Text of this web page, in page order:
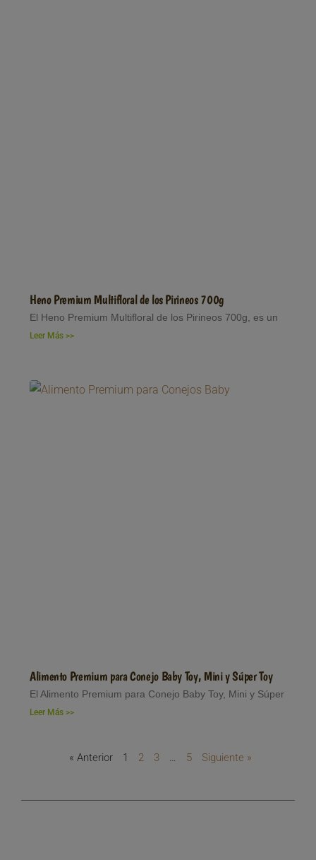
Heno Premium Multifloral de los Pirineos 700g
El Heno Premium Multifloral de los Pirineos 700g, es un
Leer Más >>
Alimento Premium para Conejo Baby Toy, Mini y Súper Toy
El Alimento Premium para Conejo Baby Toy, Mini y Súper
Leer Más >>
« Anterior 1 2 3 … 5 Siguiente »